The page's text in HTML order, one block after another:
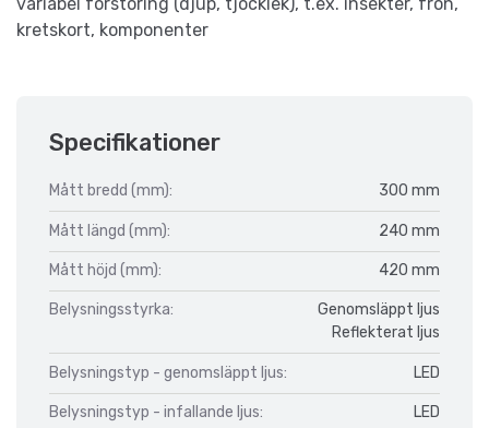
kretskort, komponenter
Specifikationer
Mått bredd (mm): 300 mm
Mått längd (mm): 240 mm
Mått höjd (mm): 420 mm
Belysningsstyrka:
Genomsläppt ljus
Reflekterat ljus
Belysningstyp - genomsläppt ljus: LED
Belysningstyp - infallande ljus: LED